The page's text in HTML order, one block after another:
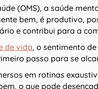
(OMS), a saúde
bem, é produtivo,
e contribui para a
de vida, o sentimento
passo para se
em rotinas
o que pode